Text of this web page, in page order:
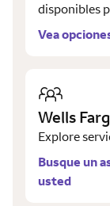
disponibles
Vea
Wells
Explore
Busque un
usted